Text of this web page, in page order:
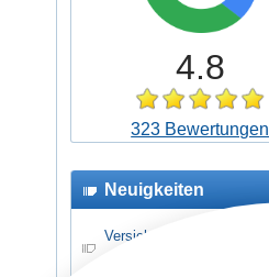
4.8
323 Bewertungen
Neuigkeiten
Versicherungsschutz für